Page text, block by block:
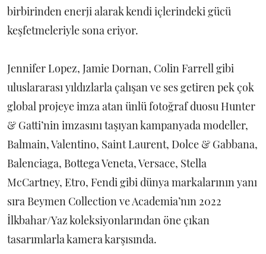
birbirinden enerji alarak kendi içlerindeki gücü
keşfetmeleriyle sona eriyor.
Jennifer Lopez, Jamie Dornan, Colin Farrell gibi
uluslararası yıldızlarla çalışan ve ses getiren pek çok
global projeye imza atan ünlü fotoğraf duosu Hunter
& Gatti’nin imzasını taşıyan kampanyada modeller,
Balmain, Valentino, Saint Laurent, Dolce & Gabbana,
Balenciaga, Bottega Veneta, Versace, Stella
McCartney, Etro, Fendi gibi dünya markalarının yanı
sıra Beymen Collection ve Academia’nın 2022
İlkbahar/Yaz koleksiyonlarından öne çıkan
tasarımlarla kamera karşısında.